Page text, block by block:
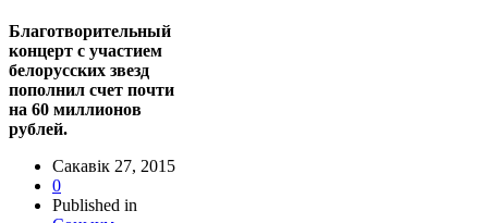
Благотворительный
концерт с участием
белорусских звезд
пополнил счет почти
на 60 миллионов
рублей.
Сакавік 27, 2015
0
Published in